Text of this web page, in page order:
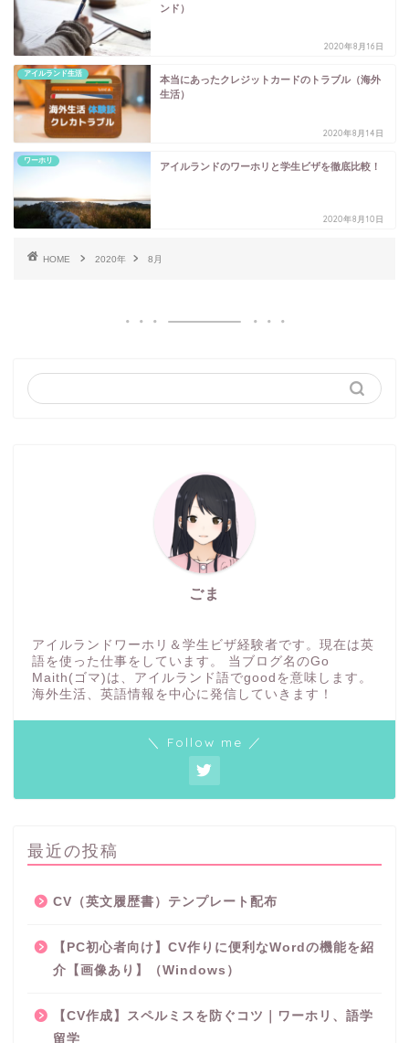
ンド）
2020年8月16日
アイルランド生活
本当にあったクレジットカードのトラブル（海外
生活）
2020年8月14日
ワーホリ
アイルランドのワーホリと学生ビザを徹底比較！
2020年8月10日
HOME 2020年 8月
ごま
アイルランドワーホリ＆学生ビザ経験者です。現在は英
語を使った仕事をしています。 当ブログ名のGo
Maith(ゴマ)は、アイルランド語でgoodを意味します。
海外生活、英語情報を中心に発信していきます！
＼ Follow me ／
最近の投稿
CV（英文履歴書）テンプレート配布
【PC初心者向け】CV作りに便利なWordの機能を紹
介【画像あり】（Windows）
【CV作成】スペルミスを防ぐコツ｜ワーホリ、語学
留学